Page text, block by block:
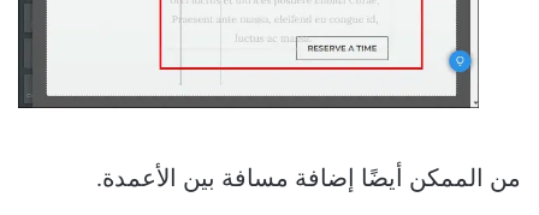
من الممكن أيضًا إضافة مسافة بين الأعمدة.